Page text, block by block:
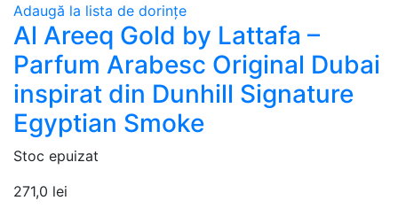
Adaugă la lista de dorințe
Al Areeq Gold by Lattafa –
Parfum Arabesc Original Dubai
inspirat din Dunhill Signature
Egyptian Smoke
Stoc epuizat
271,0 lei